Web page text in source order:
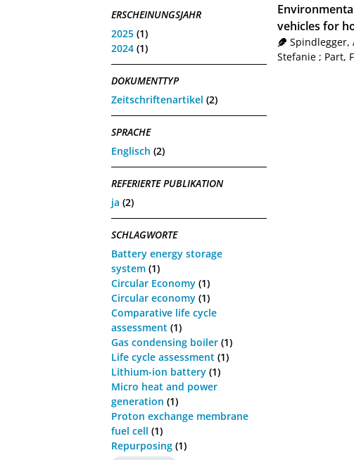
ERSCHEINUNGSJAHR
2025 (1)
2024 (1)
DOKUMENTTYP
Zeitschriftenartikel (2)
SPRACHE
Englisch (2)
REFERIERTE PUBLIKATION
ja (2)
SCHLAGWORTE
Battery energy storage
system (1)
Circular Economy (1)
Circular economy (1)
Comparative life cycle
assessment (1)
Gas condensing boiler (1)
Life cycle assessment (1)
Lithium-ion battery (1)
Micro heat and power
generation (1)
Proton exchange membrane
fuel cell (1)
Repurposing (1)
vehicles for
Spindlegger,
Stefanie; Part,